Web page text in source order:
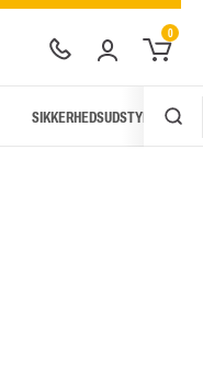
0
SIKKERHEDSUDSTYR